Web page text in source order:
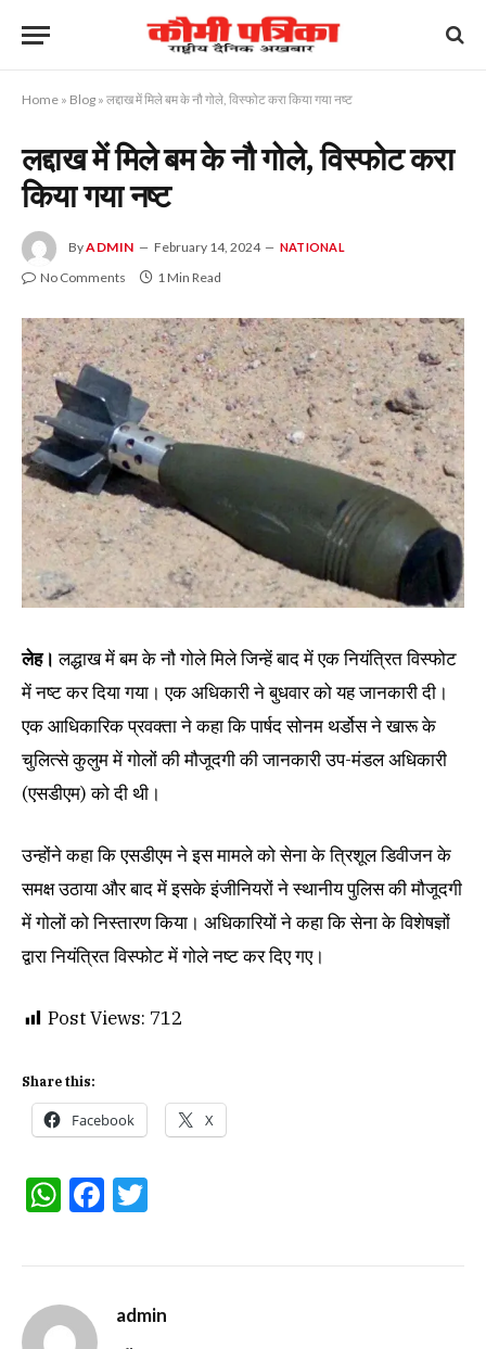
Home » Blog » लद्दाख में मिले बम के नौ गोले, विस्फोट करा किया गया नष्ट
लद्दाख में मिले बम के नौ गोले, विस्फोट करा
किया गया नष्ट
ByADMIN February 14, 2024 NATIONAL
No Comments 1 Min Read
लेह। लद्धाख में बम के नौ गोले मिले जिन्हें बाद में एक नियंत्रित विस्फोट
में नष्ट कर दिया गया। एक अधिकारी ने बुधवार को यह जानकारी दी।
एक आधिकारिक प्रवक्ता ने कहा कि पार्षद सोनम थर्डोस ने खारू के
चुलित्से कुलुम में गोलों की मौजूदगी की जानकारी उप-मंडल अधिकारी
(एसडीएम) को दी थी।
उन्होंने कहा कि एसडीएम ने इस मामले को सेना के त्रिशूल डिवीजन के
समक्ष उठाया और बाद में इसके इंजीनियरों ने स्थानीय पुलिस की मौजूदगी
में गोलों को निस्तारण किया। अधिकारियों ने कहा कि सेना के विशेषज्ञों
द्वारा नियंत्रित विस्फोट में गोले नष्ट कर दिए गए।
Post Views: 712
Share this:
Facebook X
WhatsApp
Facebook
admin